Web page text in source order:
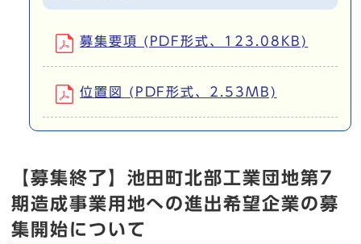
募集要項 (PDF形式、123.08KB)
位置図 (PDF形式、2.53MB)
【募集終了】池田町北部工業団地第7
期造成事業用地への進出希望企業の募
集開始について